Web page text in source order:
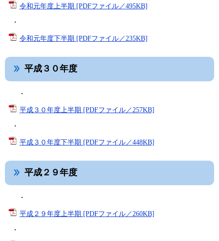
令和元年度上半期 [PDFファイル／495KB]
・
令和元年度下半期 [PDFファイル／235KB]
平成３０年度
・
平成３０年度上半期 [PDFファイル／257KB]
・
平成３０年度下半期 [PDFファイル／448KB]
平成２９年度
・
平成２９年度上半期 [PDFファイル／260KB]
・